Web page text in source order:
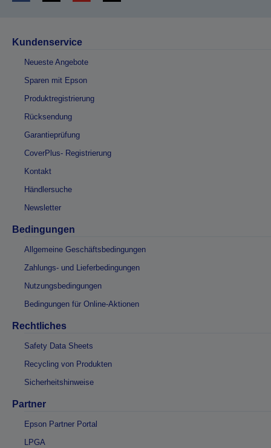
Kundenservice
Neueste Angebote
Sparen mit Epson
Produktregistrierung
Rücksendung
Garantieprüfung
CoverPlus- Registrierung
Kontakt
Händlersuche
Newsletter
Bedingungen
Allgemeine Geschäftsbedingungen
Zahlungs- und Lieferbedingungen
Nutzungsbedingungen
Bedingungen für Online-Aktionen
Rechtliches
Safety Data Sheets
Recycling von Produkten
Sicherheitshinweise
Partner
Epson Partner Portal
LPGA